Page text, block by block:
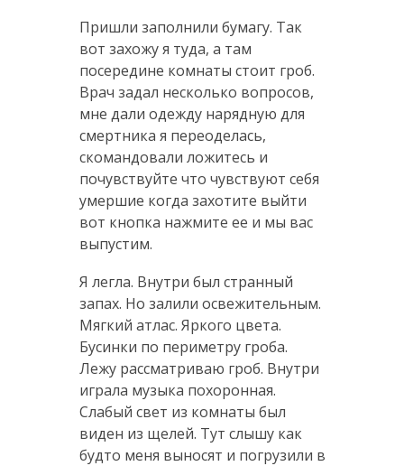
Пришли заполнили бумагу. Так
вот захожу я туда, а там
посередине комнаты стоит гроб.
Врач задал несколько вопросов,
мне дали одежду нарядную для
смертника я переоделась,
скомандовали ложитесь и
почувствуйте что чувствуют себя
умершие когда захотите выйти
вот кнопка нажмите ее и мы вас
выпустим.
Я легла. Внутри был странный
запах. Но залили освежительным.
Мягкий атлас. Яркого цвета.
Бусинки по периметру гроба.
Лежу рассматриваю гроб. Внутри
играла музыка похоронная.
Слабый свет из комнаты был
виден из щелей. Тут слышу как
будто меня выносят и погрузили в